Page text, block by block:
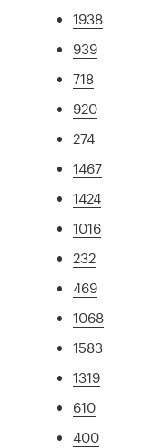
1938
939
718
920
274
1467
1424
1016
232
469
1068
1583
1319
610
400